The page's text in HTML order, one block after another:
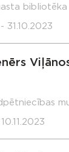
bibliotēka
31.10.2023